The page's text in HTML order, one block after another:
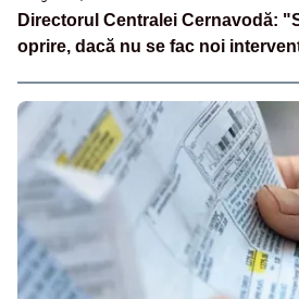
Directorul Centralei Cernavodă:
oprire, dacă nu se fac noi